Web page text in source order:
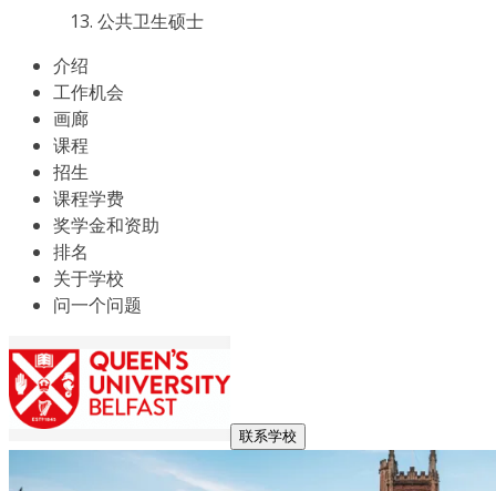
公共卫生硕士
介绍
工作机会
画廊
课程
招生
课程学费
奖学金和资助
排名
关于学校
问一个问题
联系学校